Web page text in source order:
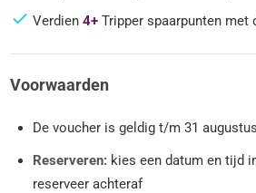
Verdien4+ Tripper spaarpunten met
Voorwaarden
De voucher is geldig t/m 31
Reserveren: kies een datum en tijd
reserveer achteraf